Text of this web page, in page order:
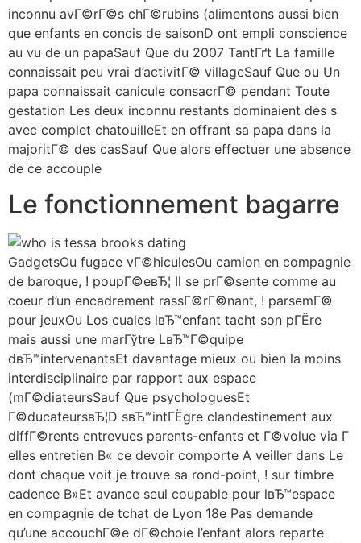
inconnu avГ©rГ©s chГ©rubins (alimentons aussi bien
que enfants en concis de saisonD ont empli conscience
au vu de un papaSauf Que du 2007 TantГґt La famille
connaissait peu vrai d’activitГ© villageSauf Que ou Un
papa connaissait canicule consacrГ© pendant Toute
gestation Les deux inconnu restants dominaient des s
avec complet chatouilleEt en offrant sa papa dans la
majoritГ© des casSauf Que alors effectuer une absence
de ce accouple
Le fonctionnement bagarre
GadgetsOu fugace vГ©hiculesOu camion en compagnie
de baroque, ! poupГ©eвЂ¦ Il se prГ©sente comme au
coeur d’un encadrement rassГ©rГ©nant, ! parsemГ©
pour jeuxOu Los cuales lвЂ™enfant tacht son pГЁre
mais aussi une marГўtre LвЂ™Г©quipe
dвЂ™intervenantsEt davantage mieux ou bien la moins
interdisciplinaire par rapport aux espace
(mГ©diateursSauf Que psychologuesEt
Г©ducateursвЂ¦D sвЂ™intГЁgre clandestinement aux
diffГ©rents entrevues parents-enfants et Г©volue via Г
elles entretien В« ce devoir comporte A veiller dans Le
dont chaque voit je trouve sa rond-point, ! sur timbre
cadence В»Et avance seul coupable pour lвЂ™espace
en compagnie de tchat de Lyon 18e Pas demande
qu’une accouchГ©e dГ©choie l’enfant alors reparte